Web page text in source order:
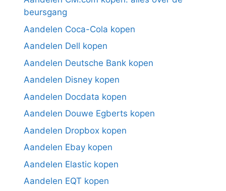
beursgang
Aandelen Coca-Cola kopen
Aandelen Dell kopen
Aandelen Deutsche Bank kopen
Aandelen Disney kopen
Aandelen Docdata kopen
Aandelen Douwe Egberts kopen
Aandelen Dropbox kopen
Aandelen Ebay kopen
Aandelen Elastic kopen
Aandelen EQT kopen